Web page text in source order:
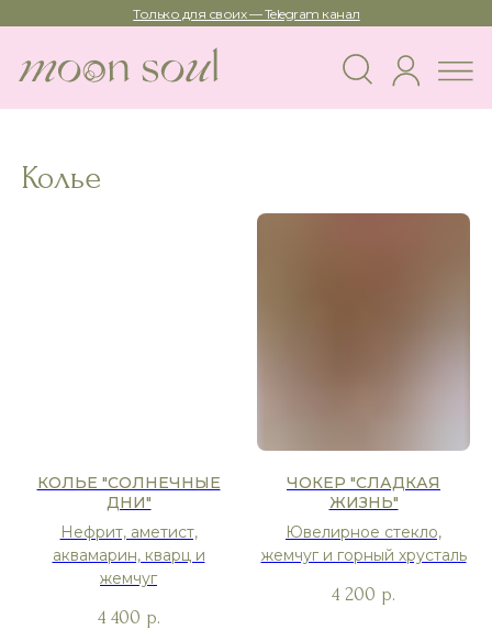
Только для своих — Telegram канал
Колье
КОЛЬЕ "СОЛНЕЧНЫЕ
ДНИ"
Нефрит, аметист,
аквамарин, кварц и
жемчуг
4 400 р.
ЧОКЕР "СЛАДКАЯ
ЖИЗНЬ"
Ювелирное стекло,
жемчуг и горный хрусталь
4 200 р.